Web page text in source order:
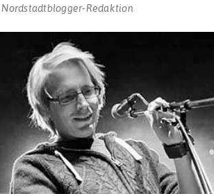
Nordstadtblogger-Redaktion